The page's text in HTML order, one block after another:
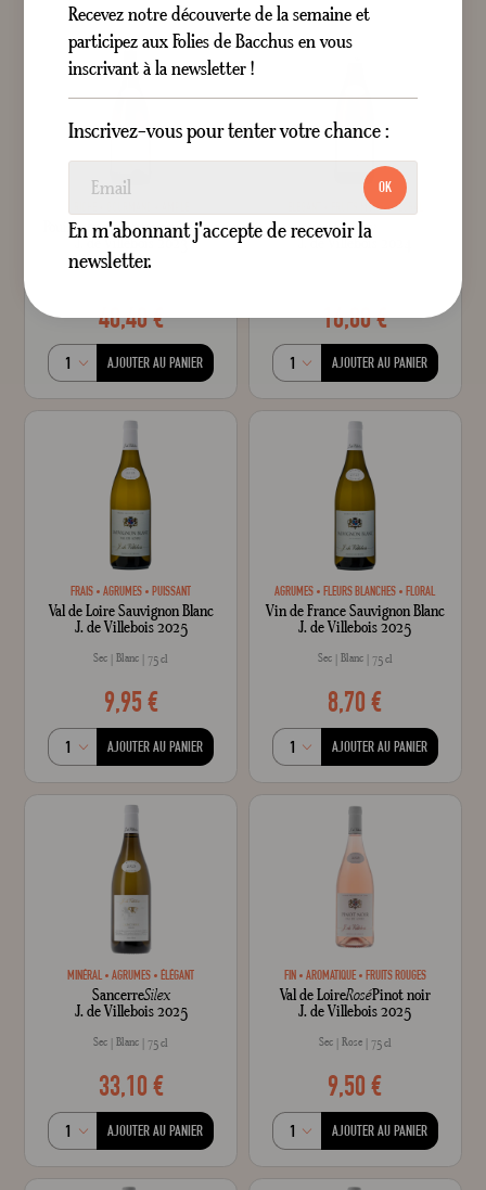
Pouilly-FuméVignes de Tréleau
J. de Villebois 2023
40,40 €
AJOUTER AU PANIER
FRUITS MÛRS FLORAL
Quincy
J. de Villebois 2024
16,80 €
AJOUTER AU PANIER
FRAIS AGRUMES PUISSANT
Val de Loire Sauvignon Blanc
J. de Villebois 2025
Sec Blanc 75 cl
9,95 €
AJOUTER AU PANIER
AGRUMES FLEURS BLANCHES FLORAL
Vin de France Sauvignon Blanc
J. de Villebois 2025
Sec Blanc 75 cl
8,70 €
AJOUTER AU PANIER
MINÉRAL AGRUMES ÉLÉGANT
SancerreSilex
J. de Villebois 2025
Sec Blanc 75 cl
33,10 €
AJOUTER AU PANIER
FIN AROMATIQUE FRUITS ROUGES
Val de LoireRoséPinot noir
J. de Villebois 2025
Sec Rose 75 cl
9,50 €
AJOUTER AU PANIER
Recevez notre découverte de la semaine et
participez aux Folies de Bacchus en vous
inscrivant à la newsletter !
Inscrivez-vous pour tenter votre chance :
OK
En m'abonnant j'accepte de recevoir la
newsletter.